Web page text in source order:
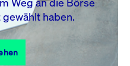
21 22
23
28
haben.